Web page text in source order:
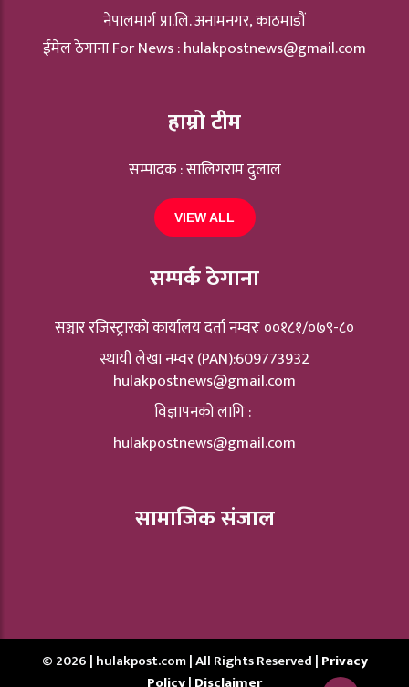
नेपालमार्ग प्रा.लि. अनामनगर, काठमाडौं
ईमेल ठेगाना For News :hulakpostnews@gmail.com
हाम्रो टीम
सम्पादक : सालिगराम दुलाल
VIEW ALL
सम्पर्क ठेगाना
सञ्चार रजिस्ट्रारकाे कार्यालय दर्ता नम्वरः ००१८१/०७९-८०
स्थायी लेखा नम्वर (PAN):609773932
hulakpostnews@gmail.com
विज्ञापनको लागि :
hulakpostnews@gmail.com
सामाजिक संजाल
© 2026 | hulakpost.com | All Rights Reserved | Privacy